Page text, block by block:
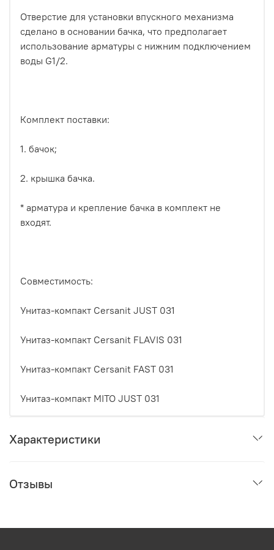
Отверстие для установки впускного механизма
сделано в основании бачка, что предполагает
использование арматуры с нижним подключением
воды G1/2.
Комплект поставки:
1. бачок;
2. крышка бачка.
* арматура и крепление бачка в комплект не
входят.
Совместимость:
Унитаз-компакт Cersanit JUST 031
Унитаз-компакт Cersanit FLAVIS 031
Унитаз-компакт Cersanit FAST 031
Унитаз-компакт MITO JUST 031
Характеристики
Отзывы